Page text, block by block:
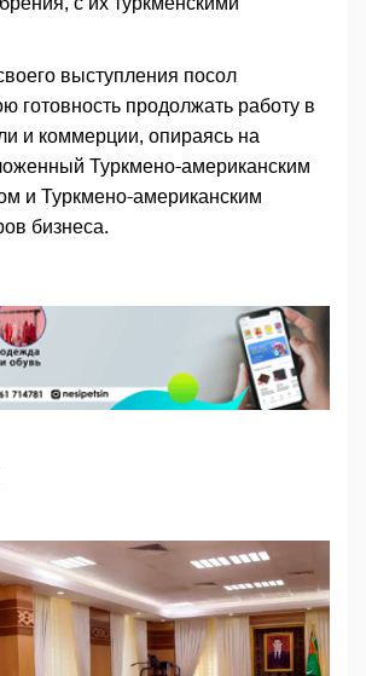
выступления посол
готовность продолжать работу в
и коммерции, опираясь на
Туркмено-американским
и Туркмено-американским
бизнеса.